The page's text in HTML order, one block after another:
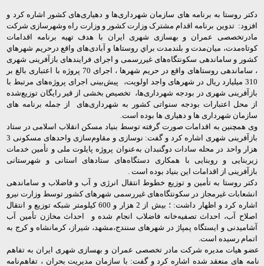
دکتر روستا به برنامه های سازمان شهرداری‌ها و دهیاری‌های کشور اشاره کرد و
افزود: تدوین برنامه اقدام مشترک وزارت کشور و وزارت راه وشهرسازی شرکت
مادرتخصصی عمران و بهسازی شهری ایران با هدف تهیه برنامه اقدامات
کوتاه‌مدت، میان‌مدت و بلندمدت براي روستاها و آبادی‌های واقع درحريم شهرهاي
کشور و ساماندهی سکونتگاه‌های غیررسمی و اجرای فرایندهای بازآفرینی شهری
، ساماندهی روستاهای واقع در حریم شهرها ، اجرای 70 پروژه با اعتباری بالغ بر
310 میلیارد ریال در شهرهای واجد اولویت، پیش‌بینی اجرای پروژه‌های مرتبط با
بازآفرینی شهری در بودجه شهرداری‌ها، تخصیص بخشی از قیر رایگان توزیع‌شده
از محل اعتبارات بودجه سنواتی کشور به شهرداری‌های از جمله برنامه های
سازمان شهرداری ها و دهیاری ها بوده است.
وی همچنین به اقدامات صورت گرفته توسط بنیاد مسکن انقلاب اسلامی در ستاد
بازآفرینی شهری اشاره کرد و گفت: نوسازی و مقاوم‌سازی واحدهای مسکونی 3
هزار واحد در محله سادات دوگنبدان به‌عنوان پروژه پایلوت ملی و تأمین خدمات
زیربنایی و روبنایی با همکاری دستگاه‌های ستادهای استانی و شهرستانی
بازآفرینی از اقدامات این بنیاد بوده است .
دکتر روستا به تأمین و توزیع خطوط انتقال انرژی و آب و فاضلاب و ساماندهی
انشعابات غیرمجاز در سکونتگاه‌های غیررسمی شهرهای کشور توسط وزارت نیرو
اشاره کرد و اظهار داشت: ؛ بیش از 2 هزار و 600 کیلومتر شبکه توزیع و انتقال
اصلاح آب، احداث تصفیه‌خانه فاضلاب انجام شده و احداث مخازن تأمین آب
آشامیدنی و ایستگاه پمپاژ در شهرهای سنندج،مشهد، شیراز، کرمانشاه و کرج به
اتمام رسیده است.
عضو هیات مدیره شرکت مادر تخصصی عمران و بهسازی شهری ایران به تفاهم
نامه های منعقد شده اشاره کرد و گفت: با سازمان مدیریت بحران ، تفاهم‌نامه